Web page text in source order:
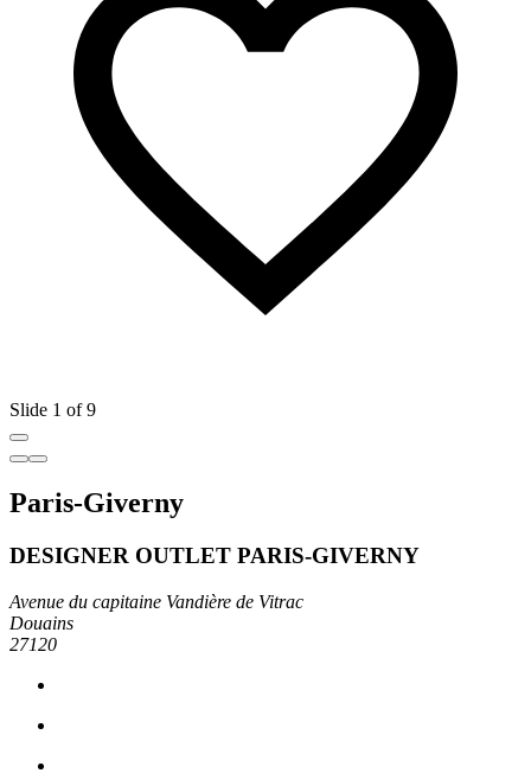
Slide 1 of 9
Paris-Giverny
DESIGNER OUTLET PARIS-GIVERNY
Avenue du capitaine Vandière de Vitrac
Douains
27120